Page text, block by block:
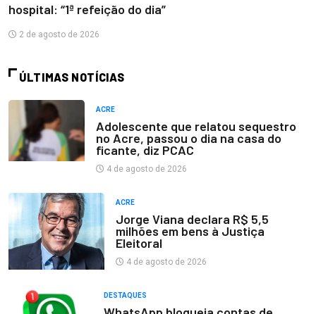
hospital: “1ª refeição do dia”
2 de agosto de 2026
ÚLTIMAS NOTÍCIAS
ACRE
Adolescente que relatou sequestro
no Acre, passou o dia na casa do
ficante, diz PCAC
4 de agosto de 2026
ACRE
Jorge Viana declara R$ 5,5
milhões em bens à Justiça
Eleitoral
4 de agosto de 2026
DESTAQUES